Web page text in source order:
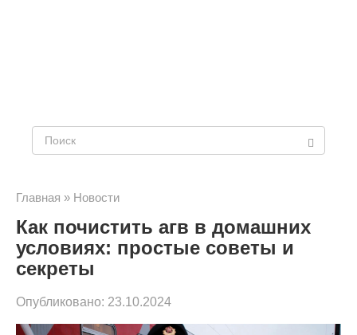
Главная » Новости
Как почистить агв в домашних
условиях: простые советы и
секреты
Опубликовано: 23.10.2024